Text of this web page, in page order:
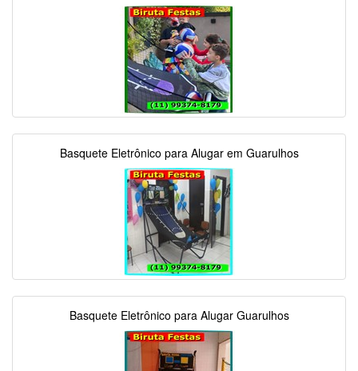
Basquete Eletrônico para Alugar em Guarulhos
Basquete Eletrônico para Alugar Guarulhos